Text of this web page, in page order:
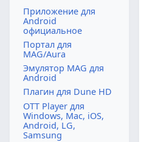
Приложение для
Android
официальное
Портал для
MAG/Aura
Эмулятор MAG для
Android
Плагин для Dune HD
OTT Player для
Windows, Mac, iOS,
Android, LG,
Samsung